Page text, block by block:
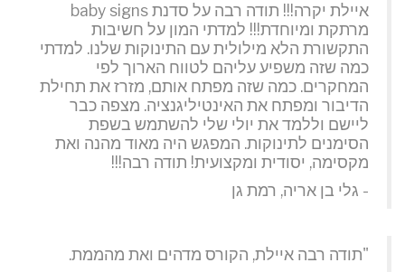
איילת יקרה!!! תודה רבה על סדנת baby signs
מרתקת ומיוחדת!!! למדתי המון על חשיבות
התקשורת הלא מילולית עם התינוקות שלנו. למדתי
כמה שזה משפיע עליהם לטווח הארוך לפי
המחקרים. כמה שזה מפתח אותם, מזרז את תחילת
הדיבור ומפתח את האינטיליגנציה. מצפה כבר
ליישם וללמד את יולי שלי להשתמש בשפת
הסימנים לתינוקות. המפגש היה מאוד מהנה ואת
מקסימה, יסודית ומקצועית! תודה רבה!!!
- גלי בן אריה, רמת גן
"תודה רבה איילת, הקורס מדהים ואת מהממת.